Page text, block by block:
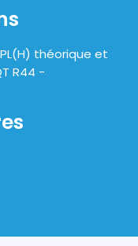
théorique et
R44 -